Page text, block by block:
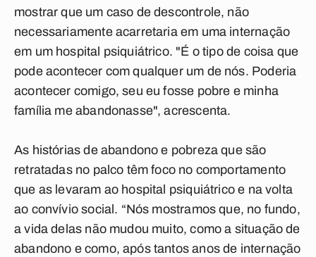
mostrar que um caso de descontrole, não
necessariamente acarretaria em uma internação
em um hospital psiquiátrico. "É o tipo de coisa que
pode acontecer com qualquer um de nós. Poderia
acontecer comigo, seu eu fosse pobre e minha
família me abandonasse", acrescenta.
As histórias de abandono e pobreza que são
retratadas no palco têm foco no comportamento
que as levaram ao hospital psiquiátrico e na volta
ao convívio social. “Nós mostramos que, no fundo,
a vida delas não mudou muito, como a situação de
abandono e como, após tantos anos de internação